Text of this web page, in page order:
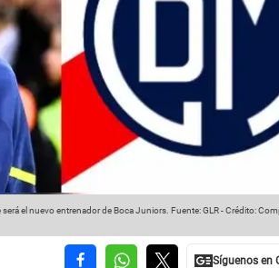
el nuevo entrenador de Boca Juniors. Fuente: GLR-Crédito: